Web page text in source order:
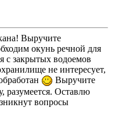
Выручите
окунь речной для
с закрытых водоемов
не интересует,
Выручите
разумеется. Оставлю
вопросы